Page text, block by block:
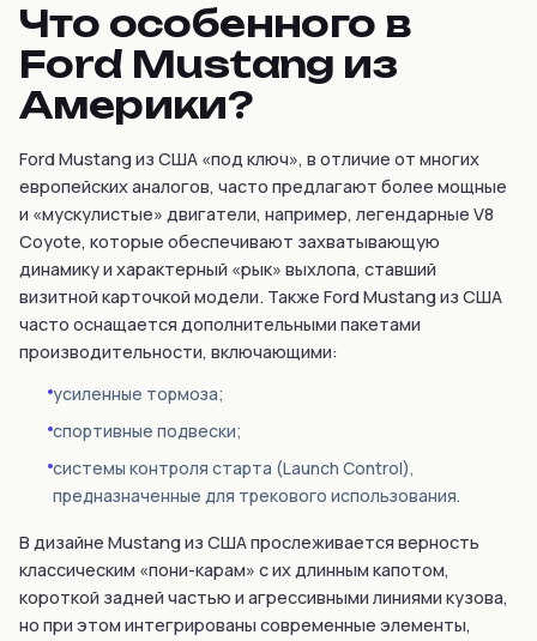
Что особенного в
Ford Mustang из
Америки?
Ford Mustang из США «под ключ», в отличие от многих
европейских аналогов, часто предлагают более мощные
и «мускулистые» двигатели, например, легендарные V8
Coyote, которые обеспечивают захватывающую
динамику и характерный «рык» выхлопа, ставший
визитной карточкой модели. Также Ford Mustang из США
часто оснащается дополнительными пакетами
производительности, включающими:
усиленные тормоза;
спортивные подвески;
системы контроля старта (Launch Control),
предназначенные для трекового использования.
В дизайне Mustang из США прослеживается верность
классическим «пони-карам» с их длинным капотом,
короткой задней частью и агрессивными линиями кузова,
но при этом интегрированы современные элементы,